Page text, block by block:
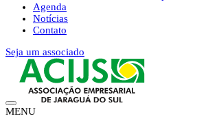
Agenda
Notícias
Contato
Seja um associado
MENU